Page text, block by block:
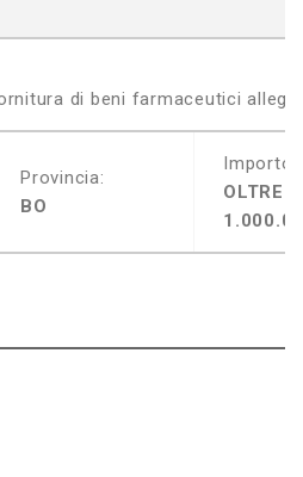
di beni farmaceutici
Provincia:
BO
Importo:
OLTRE